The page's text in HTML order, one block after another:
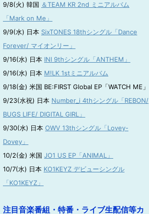
9/8(火) 韓国 ＆TEAM KR 2nd ミニアルバム
「Mark on Me」
9/9(水) 日本 SixTONES 18thシングル「Dance
Forever/ マイオンリー」
9/16(水) 日本 INI 9thシングル「ANTHEM」
9/16(水) 日本 M!LK 1stミニアルバム
9/18(金) 米国 BE:FIRST Global EP「WATCH ME」
9/23(水祝) 日本 Number_i 4thシングル「REBON/
BUGS LIFE/ DIGITAL GIRL」
9/30(水) 日本 OWV 13thシングル「Lovey-
Dovey」
10/2(金) 米国 JO1 US EP「ANIMAL」
10/7(水) 日本 KO1KEYZ デビューシングル
「KO1KEYZ」
注目音楽番組・特番・ライブ生配信等カ